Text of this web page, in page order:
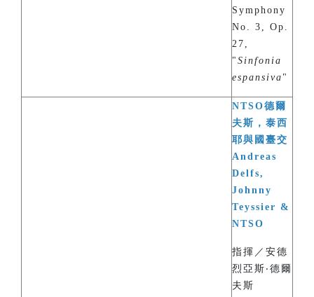
Symphony
No. 3, Op.
27,
" Sinfonia
espansiva "
NTSO德爾
夫斯，泰西
耶與國臺交
Andreas
Delfs,
Johnny
Teyssier &
NTSO
指揮／安德
烈亞斯‧德爾
夫斯